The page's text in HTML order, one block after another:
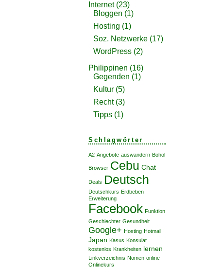
Internet(23)
Bloggen (1)
Hosting (1)
Soz. Netzwerke (17)
WordPress (2)
Philippinen (16)
Gegenden (1)
Kultur (5)
Recht(3)
Tipps (1)
Schlagwörter
A2 Angebote auswandern Bohol
Browser Cebu Chat
Deals Deutsch
Deutschkurs Erdbeben
Erweiterung
Facebook Funktion
Geschlechter Gesundheit
Google+ Hosting Hotmail
Japan Kasus Konsulat
kostenlos Krankheiten lernen
Linkverzeichnis Nomen online
Onlinekurs